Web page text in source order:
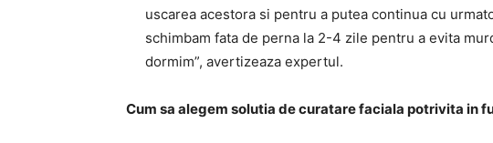
uscarea acestora si pentru a putea continua cu
schimbam fata de perna la 2-4 zile pentru a evita
dormim”, avertizeaza expertul.
Cum sa alegem solutia de curatare faciala potrivita in